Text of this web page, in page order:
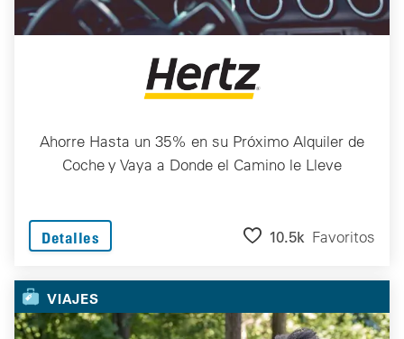
Ahorre Hasta un 35% en su Próximo Alquiler de
Coche y Vaya a Donde el Camino le Lleve
Detalles 10.5k Favoritos
VIAJES